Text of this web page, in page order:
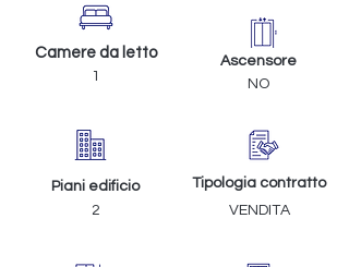
Camere da letto
1
Ascensore
NO
Piani edificio
2
Tipologia contratto
VENDITA